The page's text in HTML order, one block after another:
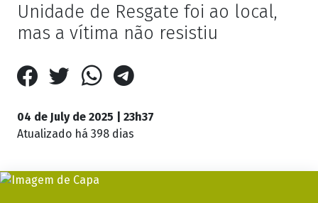
Unidade de Resgate foi ao local,
mas a vítima não resistiu
04 de July de 2025 | 23h37
Atualizado há 398 dias